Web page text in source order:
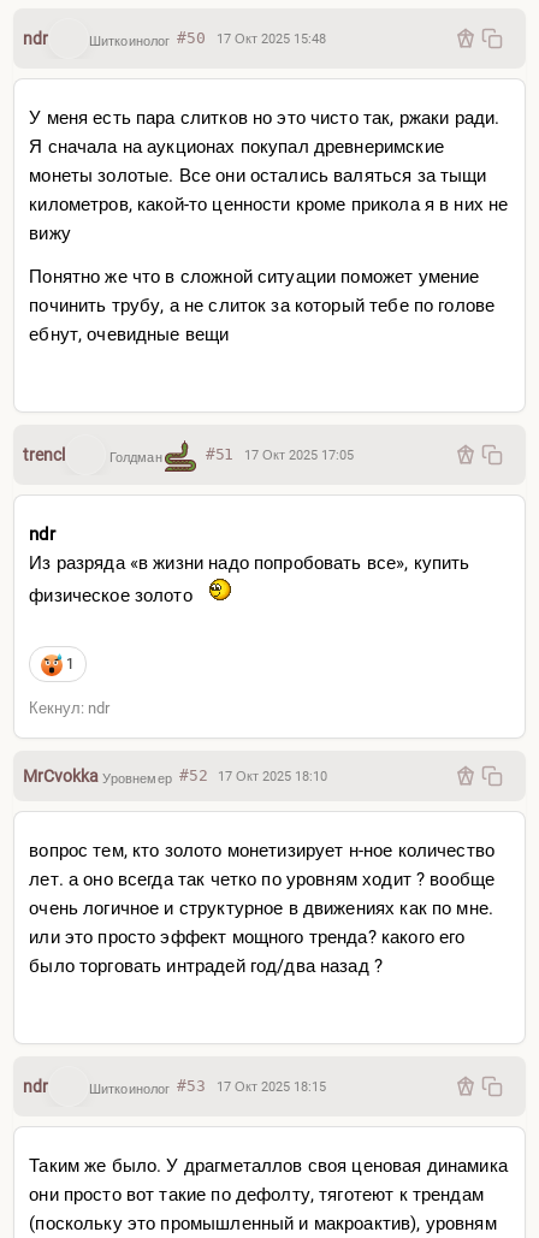
ndr Шиткоинолог #50 17 Окт 2025 15:48
У меня есть пара слитков но это чисто так, ржаки ради.
Я сначала на аукционах покупал древнеримские
монеты золотые. Все они остались валяться за тыщи
километров, какой-то ценности кроме прикола я в них не
вижу
Понятно же что в сложной ситуации поможет умение
починить трубу, а не слиток за который тебе по голове
ебнут, очевидные вещи
trencl Голдман #51 17 Окт 2025 17:05
ndr
Из разряда «в жизни надо попробовать все», купить
физическое золото
1
Кекнул: ndr
MrCvokkaУровнемер #52 17 Окт 2025 18:10
вопрос тем, кто золото монетизирует н-ное количество
лет. а оно всегда так четко по уровням ходит ? вообще
очень логичное и структурное в движениях как по мне.
или это просто эффект мощного тренда? какого его
было торговать интрадей год/два назад ?
ndr Шиткоинолог #53 17 Окт 2025 18:15
Таким же было. У драгметаллов своя ценовая динамика
они просто вот такие по дефолту, тяготеют к трендам
(поскольку это промышленный и макроактив), уровням